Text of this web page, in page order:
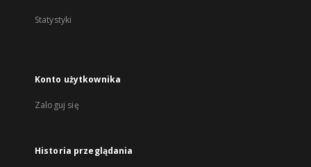
Statystyki
Konto użytkownika
Zaloguj się
Historia przeglądania